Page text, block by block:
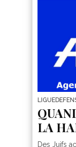
LA
Des Juifs